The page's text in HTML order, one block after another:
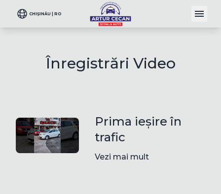
CHIȘINĂU | RO
Înregistrări Video
Prima ieșire în
trafic
Vezi mai mult